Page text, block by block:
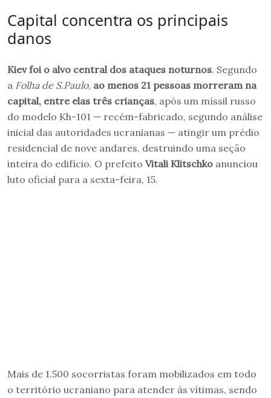
Capital concentra os principais
danos
Kiev foi o alvo central dos ataques noturnos. Segundo
a Folha de S.Paulo, ao menos 21 pessoas morreram na
capital, entre elas três crianças, após um míssil russo
do modelo Kh-101 — recém-fabricado, segundo análise
inicial das autoridades ucranianas — atingir um prédio
residencial de nove andares, destruindo uma seção
inteira do edifício. O prefeito Vitali Klitschko anunciou
luto oficial para a sexta-feira, 15.
Mais de 1.500 socorristas foram mobilizados em todo
o território ucraniano para atender às vítimas, sendo